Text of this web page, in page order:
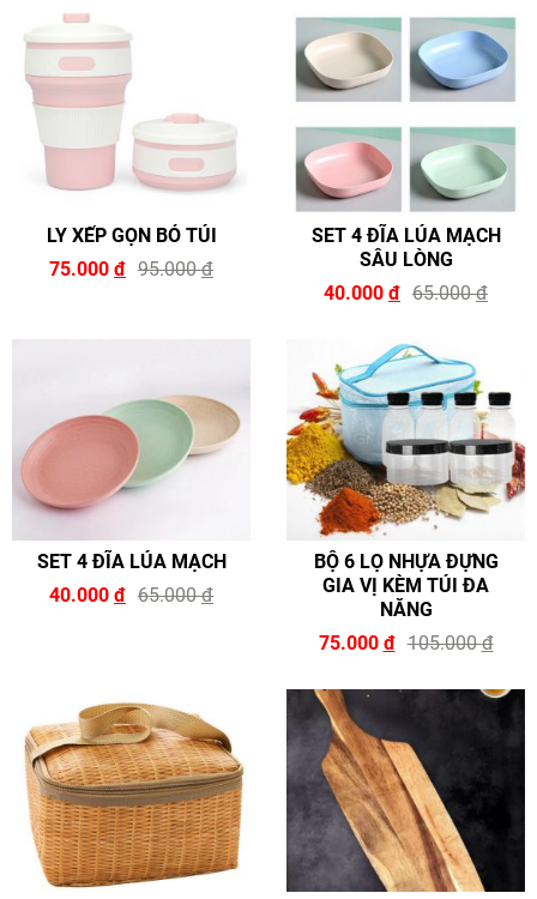
LY XẾP GỌN BỎ TÚI
75.000 đ 95.000đ
SET 4 ĐĨA LÚA MẠCH
SÂU LÒNG
40.000 đ 65.000đ
SET 4 ĐĨA LÚA MẠCH
40.000 đ 65.000đ
BỘ 6 LỌ NHỰA ĐỰNG
GIA VỊ KÈM TÚI ĐA
NĂNG
75.000 đ 105.000đ